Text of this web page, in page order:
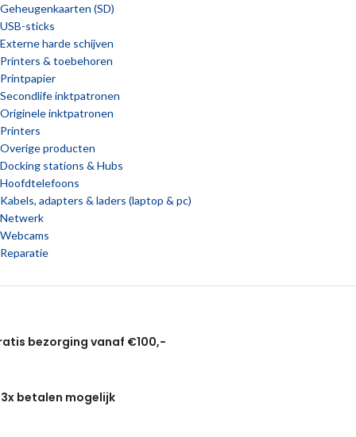
Geheugenkaarten (SD)
USB-sticks
Externe harde schijven
Printers & toebehoren
Printpapier
Secondlife inktpatronen
Originele inktpatronen
Printers
Overige producten
Docking stations & Hubs
Hoofdtelefoons
Kabels, adapters & laders (laptop & pc)
Netwerk
Webcams
Reparatie
bezorging vanaf €100,-
betalen mogelijk